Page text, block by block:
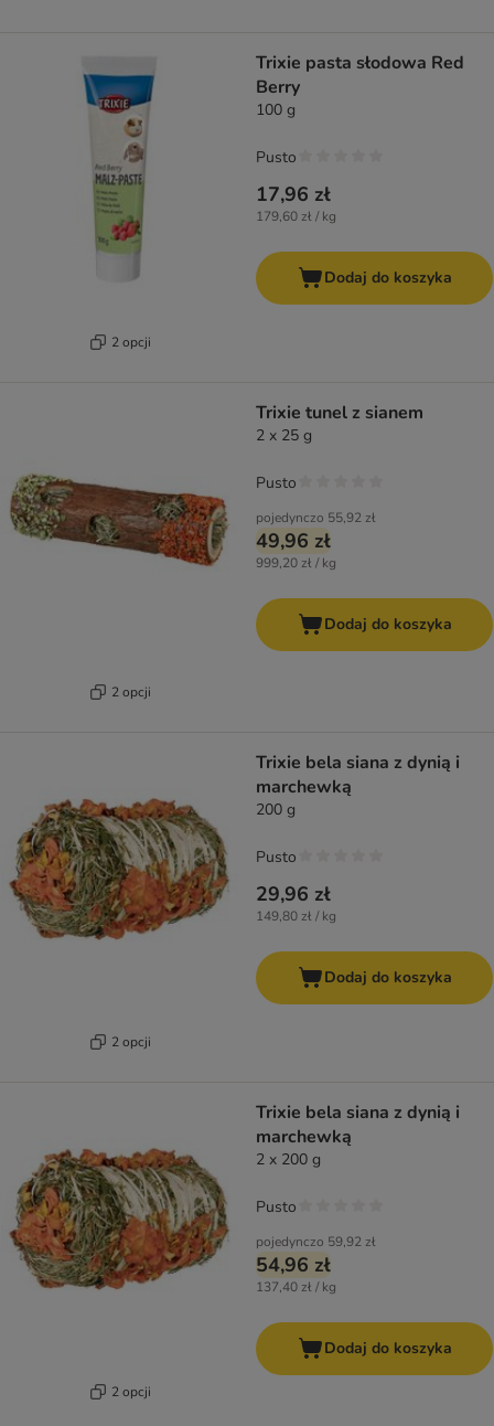
2 opcji
Trixie pasta słodowa Red
Berry
100 g
17,96 zł
179,60 zł / kg
Pusto
Dodaj do koszyka
2 opcji
Trixie tunel z sianem
2 x 25 g
pojedynczo 55,92 zł
49,96 zł
999,20 zł / kg
Pusto
Dodaj do koszyka
2 opcji
Trixie bela siana z dynią i
marchewką
200 g
29,96 zł
149,80 zł / kg
Pusto
Dodaj do koszyka
2 opcji
Trixie bela siana z dynią i
marchewką
2 x 200 g
pojedynczo 59,92 zł
54,96 zł
137,40 zł / kg
Pusto
Dodaj do koszyka